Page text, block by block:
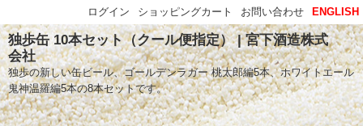
独歩缶 10本セット（クール便指定） | 宮下酒造株式
会社
独歩の新しい缶ビール、ゴールデンラガー 桃太郎編5本、ホワイトエール
鬼神温羅編5本の8本セットです。
ENGLISH
お問い合わせ
ショッピングカート
ログイン